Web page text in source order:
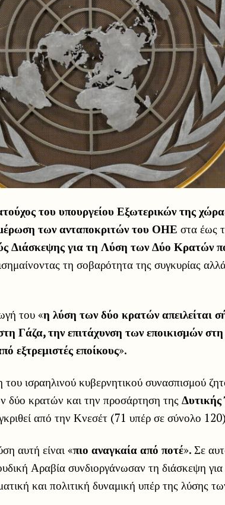
του υπουργείου Εξωτερικών της
των ανταποκριτών του ΟΗΕ στα έως
Διάσκεψης για τη Λύση των Δύο Κρατών
τη σοβαρότητα της συγκυρίας
του «η λύση των δύο κρατών απειλείται
Γάζα, την επιτάχυνση των εποικισμών
εξτρεμιστές εποίκους».
του ισραηλινού κυβερνητικού συνασπισμού
δύο κρατών και την προσάρτηση της
από την Κνεσέτ (71 υπέρ σε σύνολο
αυτή είναι «πιο αναγκαία από ποτέ». Σε
Αραβία συνδιοργάνωσαν τη διάσκεψη
και πολιτική δυναμική υπέρ της λύσης